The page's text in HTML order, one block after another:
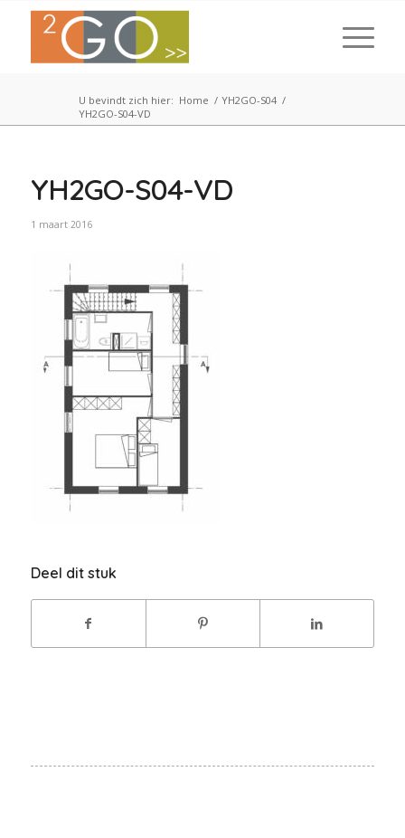
U bevindt zich hier: Home / YH2GO-S04 /
YH2GO-S04-VD
YH2GO-S04-VD
1 maart 2016
Deel dit stuk